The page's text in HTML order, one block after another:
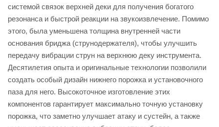
системой связок верхней деки для получения богатого
резонанса и быстрой реакции на звукоизвлечение. Помимо
этого, была уменьшена толщина внутренней части
основания бриджа (струнодержателя), чтобы улучшить
передачу вибрации струн на верхнюю деку инструмента.
Десятилетия опыта и оригинальные технологии позволили
создать особый дизайн нижнего порожка и установочного
паза для него. Высокоточное изготовление этих
компонентов гарантирует максимально точную установку
порожка, что заметно улучшает атаку и сустейн, а также